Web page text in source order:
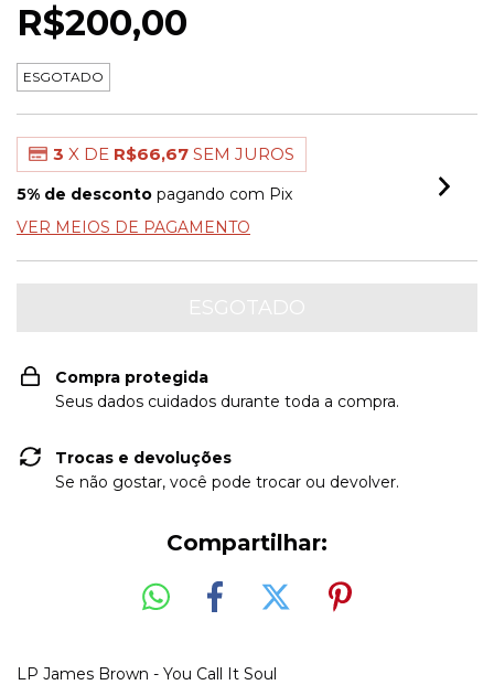
R$200,00
ESGOTADO
3 X DE R$66,67 SEM JUROS
5% de desconto pagando com Pix
VER MEIOS DE PAGAMENTO
Compra protegida
Seus dados cuidados durante toda a compra.
Trocas e devoluções
Se não gostar, você pode trocar ou devolver.
Compartilhar:
LP James Brown - You Call It Soul